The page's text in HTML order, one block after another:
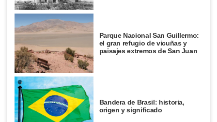
Parque Nacional San Guillermo:
el gran refugio de vicuñas y
paisajes extremos de San Juan
Bandera de Brasil: historia,
origen y significado